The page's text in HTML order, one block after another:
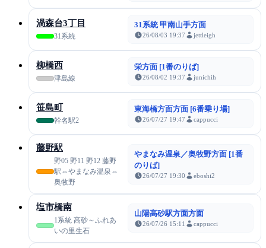
渦森台3丁目
31系統
31系統 甲南山手方面
26/08/03 19:37 jettleigh
柳橋西
津島線
栄方面 [1番のりば]
26/08/02 19:37 junichih
笹島町
幹名駅2
東海橋方面方面 [6番乗り場]
26/07/27 19:47 cappucci
藤野駅
野05 野11 野12 藤野
駅⇔やまなみ温泉⇔
奥牧野
やまなみ温泉／奥牧野方面 [1番
のりば]
26/07/27 19:30 eboshi2
塩市橋南
1系統 高砂～ふれあ
いの里生石
山陽高砂駅方面方面
26/07/26 15:11 cappucci